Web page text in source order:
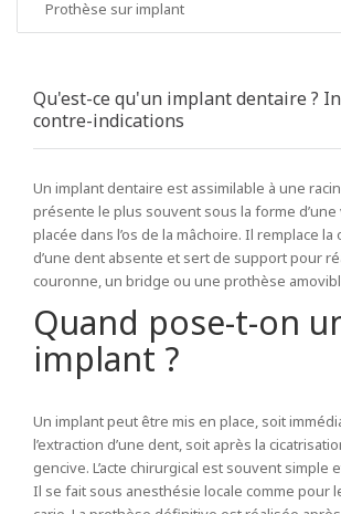
Prothèse sur implant
Qu'est-ce qu'un implant dentaire ?
contre-indications
Un implant dentaire est assimilable à une
présente le plus souvent sous la forme d’une
placée dans l’os de la mâchoire. Il remplace la
d’une dent absente et sert de support pour
couronne, un bridge ou une prothèse
Quand pose-t-on
implant ?
Un implant peut être mis en place, soit
l’extraction d’une dent, soit après la
gencive. L’acte chirurgical est souvent simple
Il se fait sous anesthésie locale comme pour